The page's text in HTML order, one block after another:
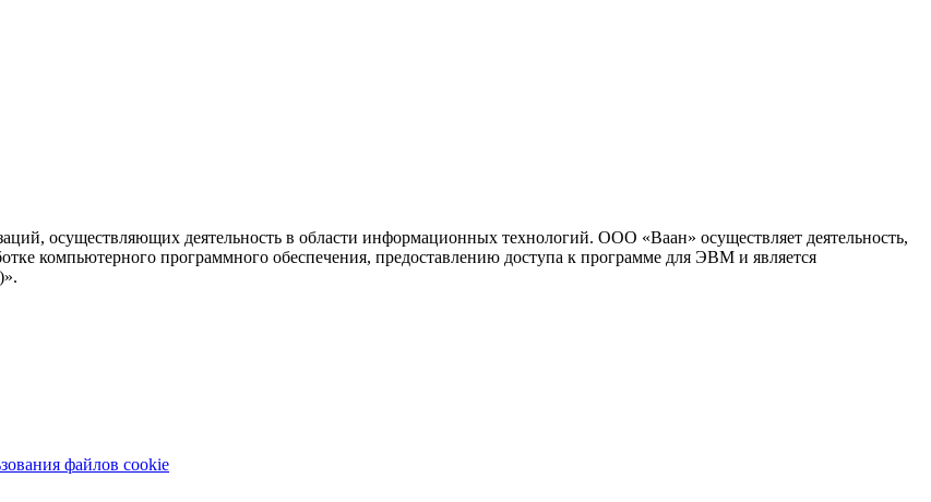
осуществляющих деятельность в области информационных технологий. ООО «Ваан» осуществляет деятельность,
компьютерного программного обеспечения, предоставлению доступа к программе для ЭВМ и является
файлов cookie